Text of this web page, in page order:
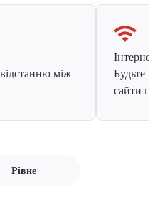
між
Інтернет
Будьте
сайти
Рівне